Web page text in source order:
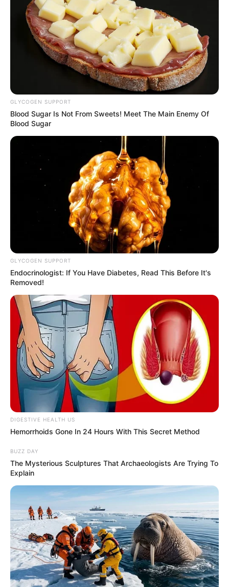
GLYCOGEN SUPPORT
Blood Sugar Is Not From Sweets! Meet The Main Enemy Of
Blood Sugar
GLYCOGEN SUPPORT
Endocrinologist: If You Have Diabetes, Read This Before It's
Removed!
DIGESTIVE HEALTH US
Hemorrhoids Gone In 24 Hours With This Secret Method
BUZZ DAY
The Mysterious Sculptures That Archaeologists Are Trying To
Explain